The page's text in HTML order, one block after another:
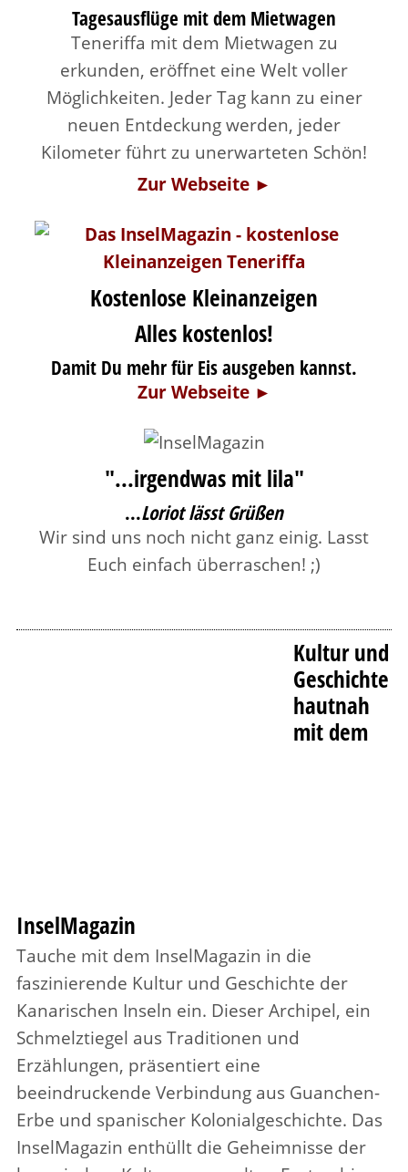
Tagesausflüge mit dem Mietwagen
Teneriffa mit dem Mietwagen zu
erkunden, eröffnet eine Welt voller
Möglichkeiten. Jeder Tag kann zu einer
neuen Entdeckung werden, jeder
Kilometer führt zu unerwarteten Schön!
Zur Webseite ►
Kostenlose Kleinanzeigen
Alles kostenlos!
Damit Du mehr für Eis ausgeben kannst.
Zur Webseite ►
"...irgendwas mit lila"
...Loriot lässt Grüßen
Wir sind uns noch nicht ganz einig. Lasst
Euch einfach überraschen! ;)
Kultur und
Geschichte
hautnah
mit dem
InselMagazin
Tauche mit dem InselMagazin in die
faszinierende Kultur und Geschichte der
Kanarischen Inseln ein. Dieser Archipel, ein
Schmelztiegel aus Traditionen und
Erzählungen, präsentiert eine
beeindruckende Verbindung aus Guanchen-
Erbe und spanischer Kolonialgeschichte. Das
InselMagazin enthüllt die Geheimnisse der